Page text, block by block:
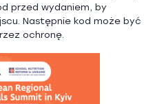
przed wydaniem, by
Następnie kod może być
ochronę.